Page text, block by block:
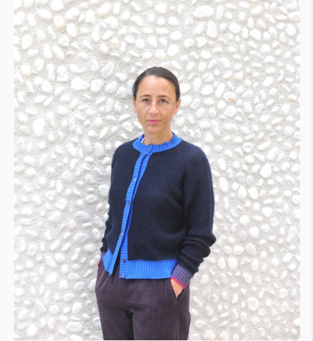
Subscribe